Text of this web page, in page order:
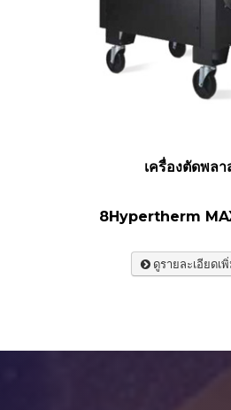
เครื่องตัดพลา
8Hypertherm
ดูรายละเอียดเ